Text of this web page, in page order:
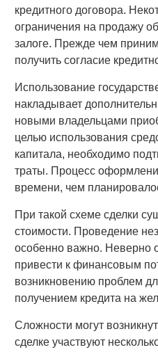
кредитного договора.
ограничения на продажу
залоге. Прежде чем
получить согласие
Использование
накладывает
новыми владельцами
целью использования
капитала, необходимо
траты. Процесс
времени, чем
При такой схеме сделки
стоимости. Проведение
особенно важно. Неверно
привести к финансовым
возникновению проблем
получением кредита на
Сложности могут
сделке участвуют